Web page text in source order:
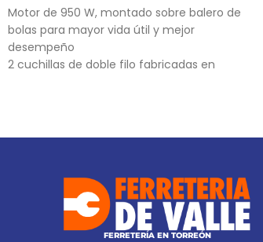
Motor de 950 W, montado sobre balero de
bolas para mayor vida útil y mejor
desempeño
2 cuchillas de doble filo fabricadas en
FERRETERÍA EN TORREÓN